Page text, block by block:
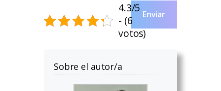
Enviar
4.3/5
- (6
votos)
Sobre el autor/a